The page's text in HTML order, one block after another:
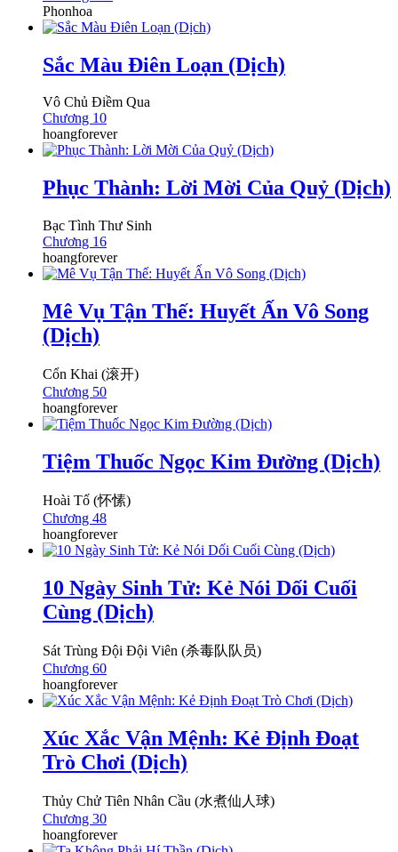
Phonhoa
Sắc Màu Điên Loạn (Dịch)
Vô Chủ Điềm Qua
Chương 10
hoangforever
Phục Thành: Lời Mời Của Quỷ (Dịch)
Bạc Tình Thư Sinh
Chương 16
hoangforever
Mê Vụ Tận Thế: Huyết Ấn Vô Song
(Dịch)
Cổn Khai (滚开)
Chương 50
hoangforever
Tiệm Thuốc Ngọc Kim Đường (Dịch)
Hoài Tố (怀愫)
Chương 48
hoangforever
10 Ngày Sinh Tử: Kẻ Nói Dối Cuối
Cùng (Dịch)
Sát Trùng Đội Đội Viên (杀毒队队员)
Chương 60
hoangforever
Xúc Xắc Vận Mệnh: Kẻ Định Đoạt
Trò Chơi (Dịch)
Thủy Chử Tiên Nhân Cầu (水煮仙人球)
Chương 30
hoangforever